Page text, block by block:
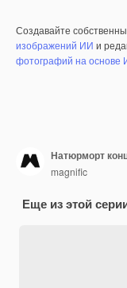
Создавайте
изображений ИИ и
фотографий на основе
Натюрморт
magnific
Еще из этой